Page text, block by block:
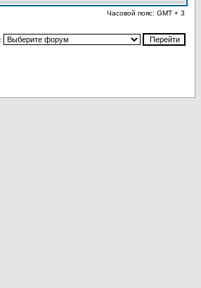
Часовой пояс: GMT + 3